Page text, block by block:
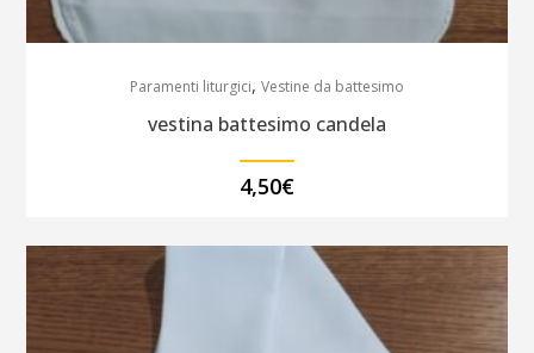
Paramenti liturgici, Vestine da battesimo
vestina battesimo candela
4,50€